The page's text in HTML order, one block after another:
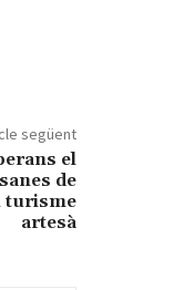
següent
el
de
turisme
artesà